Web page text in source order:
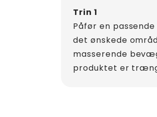
Trin 1
Påfør en
det ønskede
masserende
produktet er